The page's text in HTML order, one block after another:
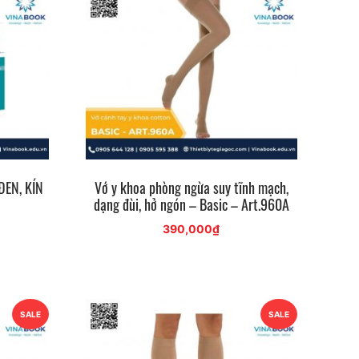
KÍN
Vớ y khoa phòng ngừa suy tĩnh mạch,
dạng đùi, hở ngón – Basic – Art.960A
390,000₫
SALE SALE